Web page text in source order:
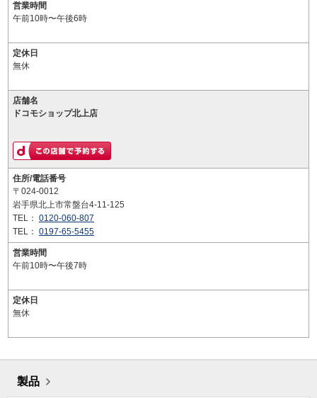
営業時間
午前10時〜午後6時
定休日
無休
店舗名
ドコモショップ北上店
住所/電話番号
〒024-0012
岩手県北上市常盤台4-11-125
TEL： 0120-060-807
TEL： 0197-65-5455
営業時間
午前10時〜午後7時
定休日
無休
製品